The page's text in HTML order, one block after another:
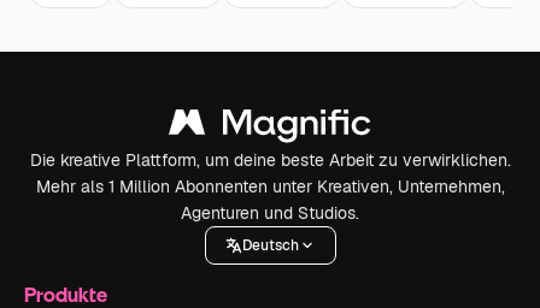
Die kreative Plattform, um deine beste Arbeit zu verwirklichen.
Mehr als 1 Million Abonnenten unter Kreativen, Unternehmen,
Agenturen und Studios.
Deutsch
Produkte